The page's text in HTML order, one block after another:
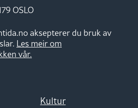
OSLO
aksepterer du bruk av
Les meir om
vår.
Kultur